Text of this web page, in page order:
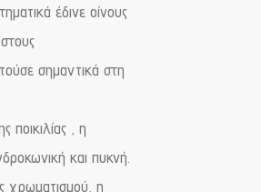
έδινε οίνους
σημαντικά στη
ποικιλίας , η
και πυκνή.
χρωματισμού, η